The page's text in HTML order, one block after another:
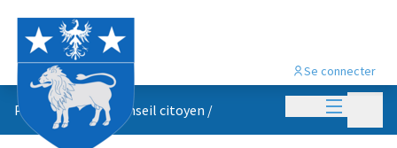
Menu
Se connecter
Propositions du conseil citoyen /